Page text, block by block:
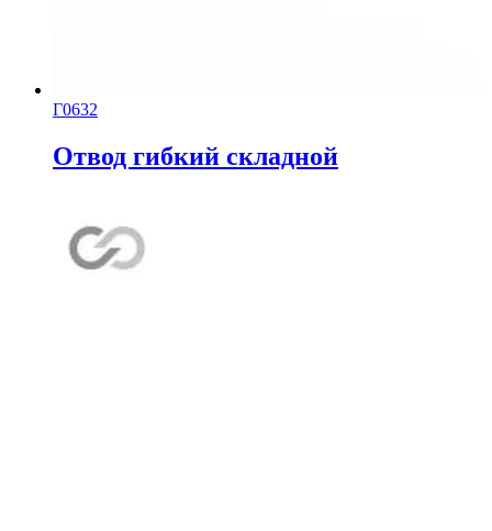
Г0632
Отвод гибкий складной